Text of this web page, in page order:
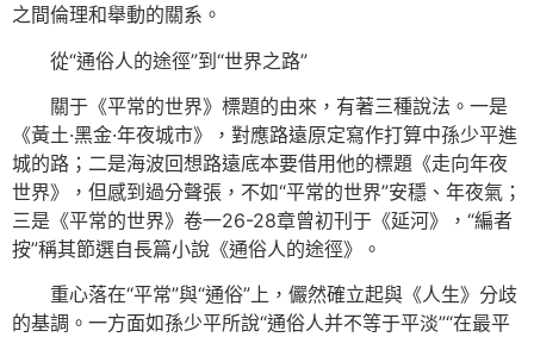
之間倫理和舉動的關系。
從“通俗人的途徑”到“世界之路”
關于《平常的世界》標題的由來，有著三種說法。一是
《黃土·黑金·年夜城市》，對應路遠原定寫作打算中孫少平進
城的路；二是海波回想路遠底本要借用他的標題《走向年夜
世界》，但感到過分聲張，不如“平常的世界”安穩、年夜氣；
三是《平常的世界》卷一26-28章曾初刊于《延河》，“編者
按”稱其節選自長篇小說《通俗人的途徑》。
重心落在“平常”與“通俗”上，儼然確立起與《人生》分歧
的基調。一方面如孫少平所說“通俗人并不等于平淡”“在最平